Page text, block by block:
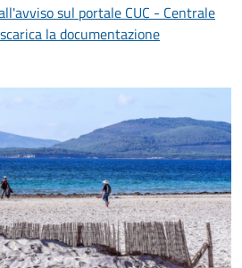
sul portale CUC - Centrale
la documentazione